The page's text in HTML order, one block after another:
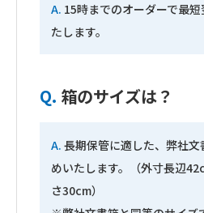
A. 15時までのオーダーで最
たします。
Q. 箱のサイズは？
A. 長期保管に適した、弊社
めいたします。（外寸長辺
さ30cm）